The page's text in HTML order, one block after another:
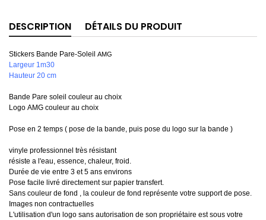
DESCRIPTION DÉTAILS DU PRODUIT
Stickers Bande Pare-Soleil AMG
Largeur 1m30
Hauteur 20 cm
Bande Pare soleil couleur au choix
Logo AMG couleur au choix
Pose en 2 temps ( pose de la bande, puis pose du logo sur la bande )
vinyle professionnel très résistant
résiste a l'eau, essence, chaleur, froid.
Durée de vie entre 3 et 5 ans environs
Pose facile livré directement sur papier transfert.
Sans couleur de fond , la couleur de fond représente votre support de pose.
Images non contractuelles
L'utilisation d'un logo sans autorisation de son propriétaire est sous votre